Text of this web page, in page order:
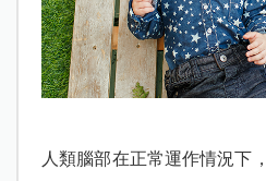
人類腦部在正常運作情況下